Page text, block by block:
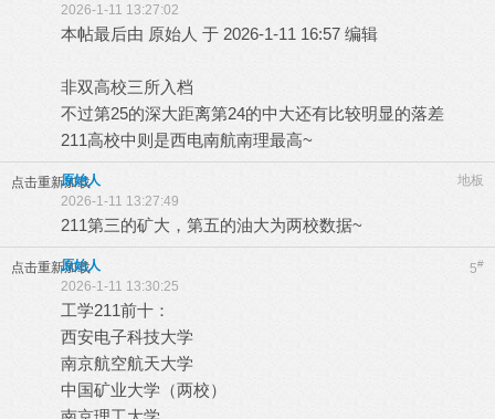
2026-1-11 13:27:02
本帖最后由 原始人 于 2026-1-11 16:57 编辑
非双高校三所入档
不过第25的深大距离第24的中大还有比较明显的落差
211高校中则是西电南航南理最高~
点击重新加载 地板
原始人
2026-1-11 13:27:49
211第三的矿大，第五的油大为两校数据~
点击重新加载 5#
原始人
2026-1-11 13:30:25
工学211前十：
西安电子科技大学
南京航空航天大学
中国矿业大学（两校）